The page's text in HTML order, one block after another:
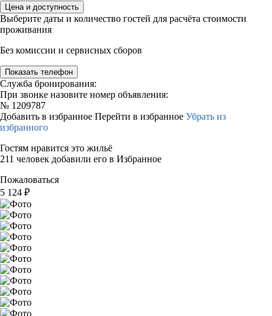
Цена и доступность
Выберите даты и количество гостей для расчёта стоимости
проживания
Без комиссии и сервисных сборов
Показать телефон
Служба бронирования:
При звонке назовите номер объявления:
№ 1209787
Добавить в избранное Перейти в избранное Убрать из
избранного
Гостям нравится это жильё
211 человек добавили его в Избранное
Пожаловаться
5 124 ₽